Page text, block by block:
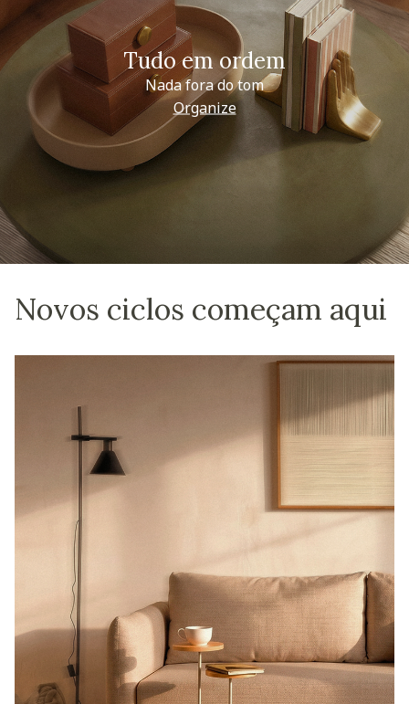
Tudo em ordem
Nada fora do tom
Organize
Novos ciclos começam aqui